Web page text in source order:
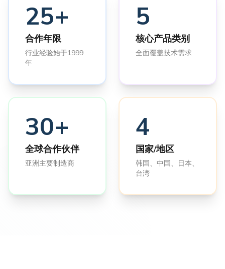
25+
合作年限
行业经验始于1999
年
5
核心产品类别
全面覆盖技术需求
30+
全球合作伙伴
亚洲主要制造商
4
国家/地区
韩国、中国、日本、
台湾